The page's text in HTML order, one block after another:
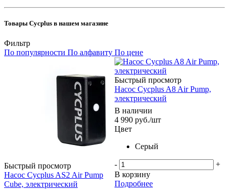
Товары Cycplus в нашем магазине
Фильтр
По популярности По алфавиту По цене
Быстрый просмотр
Насос Cycplus AS2 Air Pump
Cube, электрический
Быстрый просмотр
Насос Cycplus A8 Air Pump,
электрический
В наличии
4 990 руб./шт
Цвет
Серый
-
+
В корзину
Подробнее